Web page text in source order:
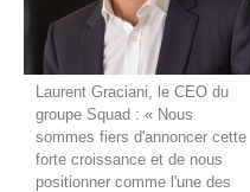
Laurent Graciani, le CEO du
groupe Squad : « Nous
sommes fiers d'annoncer cette
forte croissance et de nous
positionner comme l'une des